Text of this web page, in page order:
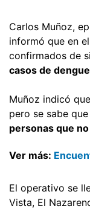
Carlos Muñoz,
informó que en
confirmados de
casos de
Muñoz indicó
pero se sabe
personas que
Ver más:
El operativo se
Vista, El